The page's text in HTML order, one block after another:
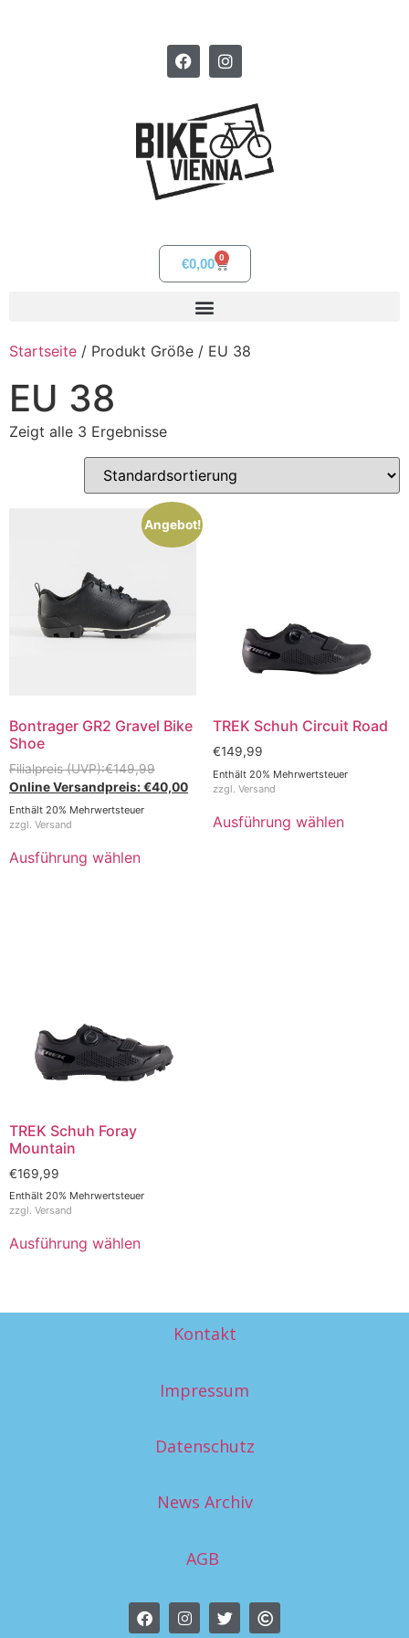
€0,00 0
Startseite / Produkt Größe / EU 38
EU 38
Zeigt alle 3 Ergebnisse
Angebot!
Bontrager GR2 Gravel Bike
Shoe
€149,99
€40,00
Enthält 20% Mehrwertsteuer
zzgl. Versand
Ausführung wählen
TREK Schuh Circuit Road
€149,99
Enthält 20% Mehrwertsteuer
zzgl. Versand
Ausführung wählen
TREK Schuh Foray
Mountain
€169,99
Enthält 20% Mehrwertsteuer
zzgl. Versand
Ausführung wählen
Kontakt
Impressum
Datenschutz
News Archiv
AGB